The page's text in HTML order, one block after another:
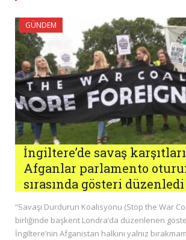
GÜNDEM
İngiltere’de savaş
Afganlar parlamento
sırasında gösteri düzenledi
“Savaşı Durdurun Koalisyonu (Stop the War
birliğinde başkent Londra’da düzenlenen
İngiltere’nin Afganistan halkını yalnız